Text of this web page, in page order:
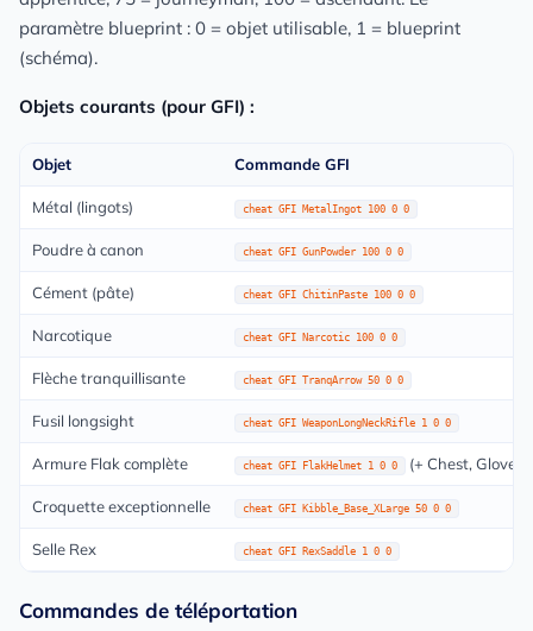
paramètre blueprint : 0 = objet utilisable, 1 = blueprint
(schéma).
Objets courants (pour GFI) :
Objet Commande GFI
Métal (lingots) cheat GFI MetalIngot 100 0 0
Poudre à canon cheat GFI GunPowder 100 0 0
Cément (pâte) cheat GFI ChitinPaste 100 0 0
Narcotique cheat GFI Narcotic 100 0 0
Flèche tranquillisante cheat GFI TranqArrow 50 0 0
Fusil longsight cheat GFI WeaponLongNeckRifle 1 0 0
Armure Flak complète cheat GFI FlakHelmet 1 0 0 (+ Chest,
Croquette exceptionnelle cheat GFI Kibble_Base_XLarge 50 0 0
Selle Rex cheat GFI RexSaddle 1 0 0
Commandes de téléportation